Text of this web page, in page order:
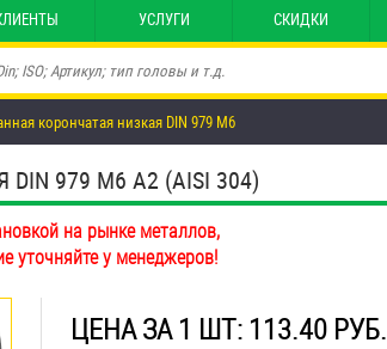
УСЛУГИ СКИДКИ
корончатая низкая DIN 979 М6
979 М6 А2 (AISI 304)
на рынке металлов,
уточняйте у менеджеров!
ЦЕНА ЗА 1 ШТ: 113.40 РУБ.